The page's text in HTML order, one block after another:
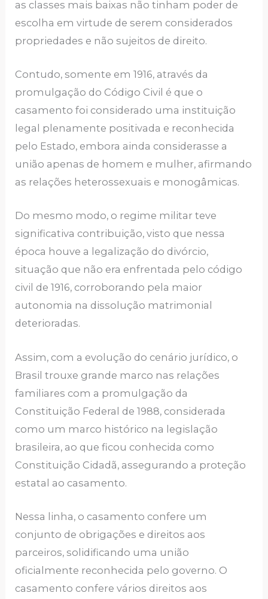
as classes mais baixas não tinham poder de
escolha em virtude de serem considerados
propriedades e não sujeitos de direito.
Contudo, somente em 1916, através da
promulgação do Código Civil é que o
casamento foi considerado uma instituição
legal plenamente positivada e reconhecida
pelo Estado, embora ainda considerasse a
união apenas de homem e mulher, afirmando
as relações heterossexuais e monogâmicas.
Do mesmo modo, o regime militar teve
significativa contribuição, visto que nessa
época houve a legalização do divórcio,
situação que não era enfrentada pelo código
civil de 1916, corroborando pela maior
autonomia na dissolução matrimonial
deterioradas.
Assim, com a evolução do cenário jurídico, o
Brasil trouxe grande marco nas relações
familiares com a promulgação da
Constituição Federal de 1988, considerada
como um marco histórico na legislação
brasileira, ao que ficou conhecida como
Constituição Cidadã, assegurando a proteção
estatal ao casamento.
Nessa linha, o casamento confere um
conjunto de obrigações e direitos aos
parceiros, solidificando uma união
oficialmente reconhecida pelo governo. O
casamento confere vários direitos aos